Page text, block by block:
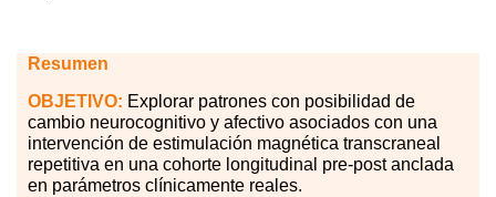
Resumen
OBJETIVO: Explorar patrones con posibilidad de
cambio neurocognitivo y afectivo asociados con una
intervención de estimulación magnética transcraneal
repetitiva en una cohorte longitudinal pre-post anclada
en parámetros clínicamente reales.